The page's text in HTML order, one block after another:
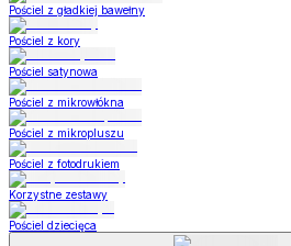
Pościel z gładkiej bawełny
Pościel z kory
Pościel satynowa
Pościel z mikrowłókna
Pościel z mikropluszu
Pościel z fotodrukiem
Korzystne zestawy
Pościel dziecięca